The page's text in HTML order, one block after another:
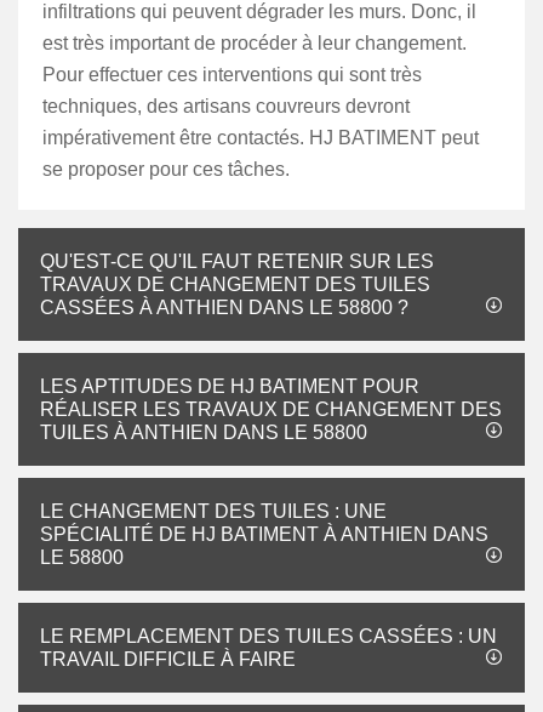
infiltrations qui peuvent dégrader les murs. Donc, il
est très important de procéder à leur changement.
Pour effectuer ces interventions qui sont très
techniques, des artisans couvreurs devront
impérativement être contactés. HJ BATIMENT peut
se proposer pour ces tâches.
QU'EST-CE QU'IL FAUT RETENIR SUR LES
TRAVAUX DE CHANGEMENT DES TUILES
CASSÉES À ANTHIEN DANS LE 58800 ?
LES APTITUDES DE HJ BATIMENT POUR
RÉALISER LES TRAVAUX DE CHANGEMENT DES
TUILES À ANTHIEN DANS LE 58800
LE CHANGEMENT DES TUILES : UNE
SPÉCIALITÉ DE HJ BATIMENT À ANTHIEN DANS
LE 58800
LE REMPLACEMENT DES TUILES CASSÉES : UN
TRAVAIL DIFFICILE À FAIRE